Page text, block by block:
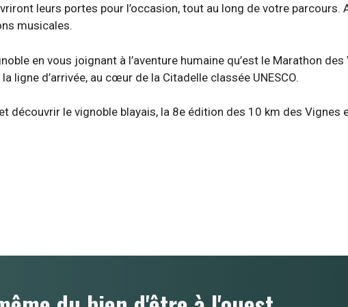
leurs portes pour l’occasion, tout au long de votre parcours.
musicales.
en vous joignant à l’aventure humaine qu’est le Marathon des
d’arrivée, au cœur de la Citadelle classée UNESCO.
le vignoble blayais, la 8e édition des 10 km des Vignes